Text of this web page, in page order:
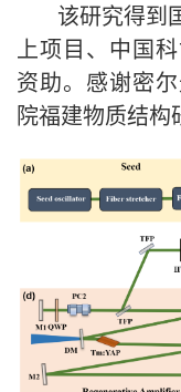
该研究得到
上项目、中国
资助。感谢密
院福建物质结构